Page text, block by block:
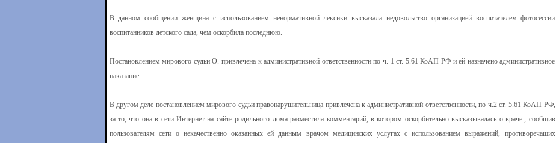
В данном сообщении женщина с использованием ненормативной лексики высказала недовольство организацией воспитателем фотосессии
воспитанников детского сада, чем оскорбила последнюю.
Постановлением мирового судьи О. привлечена к административной ответственности по ч. 1 ст. 5.61 КоАП РФ и ей назначено административное
наказание.
В другом деле постановлением мирового судьи правонарушительница привлечена к административной ответственности, по ч.2 ст. 5.61 КоАП РФ,
за то, что она в сети Интернет на сайте родильного дома разместила комментарий, в котором оскорбительно высказывалась о враче., сообщив
пользователям сети о некачественно оказанных ей данным врачом медицинских услугах с использованием выражений, противоречащих